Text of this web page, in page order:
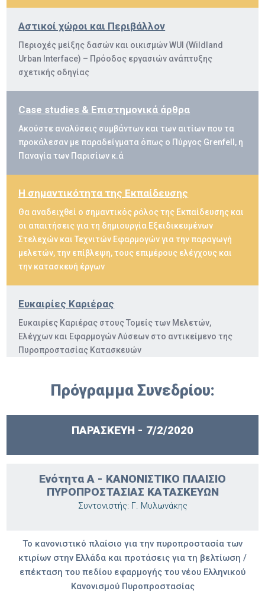
Αστικοί χώροι και Περιβάλλον
Περιοχές μείξης δασών και οικισμών WUI (Wildland
Urban Interface) – Πρόοδος εργασιών ανάπτυξης
σχετικής οδηγίας
Case studies & Επιστημονικά άρθρα
Ακούστε αναλύσεις συμβάντων και των αιτίων που τα
προκάλεσαν με παραδείγματα όπως ο Πύργος Grenfell, η
Παναγία των Παρισίων κ.ά
Η σημαντικότητα της Εκπαίδευσης
Θα αναδειχθεί ο σημαντικός ρόλος της Εκπαίδευσης και
οι απαιτήσεις για τη δημιουργία Εξειδικευμένων
Στελεχών και Τεχνιτών Εφαρμογών για την παραγωγή
μελετών, την επίβλεψη, τους επιμέρους ελέγχους και
την κατασκευή έργων
Ευκαιρίες Καριέρας
Ευκαιρίες Καριέρας στους Τομείς των Μελετών,
Ελέγχων και Εφαρμογών Λύσεων στο αντικείμενο της
Πυροπροστασίας Κατασκευών
Πρόγραμμα Συνεδρίου:
ΠΑΡΑΣΚΕΥΗ - 7/2/2020
Ενότητα Α - ΚΑΝΟΝΙΣΤΙΚΟ ΠΛΑΙΣΙΟ
ΠΥΡΟΠΡΟΣΤΑΣΙΑΣ ΚΑΤΑΣΚΕΥΩΝ
Συντονιστής: Γ. Μυλωνάκης
Το κανονιστικό πλαίσιο για την πυροπροστασία των
κτιρίων στην Ελλάδα και προτάσεις για τη βελτίωση /
επέκταση του πεδίου εφαρμογής του νέου Ελληνικού
Κανονισμού Πυροπροστασίας